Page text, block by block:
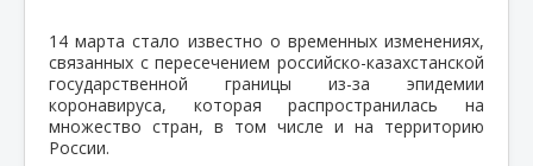
14 марта стало известно о временных изменениях,
связанных с пересечением российско-казахстанской
государственной границы из-за эпидемии
коронавируса, которая распространилась на
множество стран, в том числе и на территорию
России.